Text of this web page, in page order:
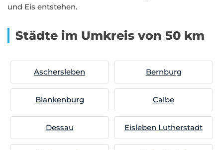
und Eis entstehen.
Städte im Umkreis von 50 km
Aschersleben Bernburg
Blankenburg Calbe
Dessau Eisleben Lutherstadt